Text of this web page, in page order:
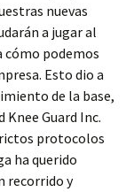
nuevas
a jugar al
cómo podemos
Esto dio a
de la base,
Guard Inc.
protocolos
ha querido
recorrido y